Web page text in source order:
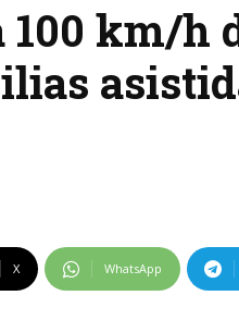
km/h
X WhatsApp